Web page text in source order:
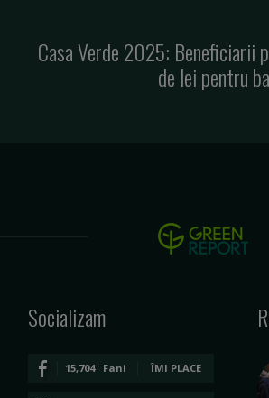
Casa Verde 2025:
de lei pentru
Socializam
15,704 Fani ÎMI PLACE